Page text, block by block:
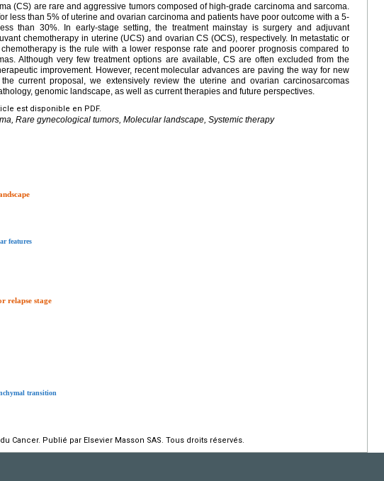
(CS) are rare and aggressive tumors composed of high-grade carcinoma and sarcoma.
less than 5% of uterine and ovarian carcinoma and patients have poor outcome with a 5-
than 30%. In early-stage setting, the treatment mainstay is surgery and adjuvant
chemotherapy in uterine (UCS) and ovarian CS (OCS), respectively. In metastatic or
is the rule with a lower response rate and poorer prognosis compared to
Although very few treatment options are available, CS are often excluded from the
improvement. However, recent molecular advances are paving the way for new
current proposal, we extensively review the uterine and ovarian carcinosarcomas
genomic landscape, as well as current therapies and future perspectives.
est disponible en PDF.
Rare gynecological tumors, Molecular landscape, Systemic therapy
features
relapse stage
transition
Cancer. Publié par Elsevier Masson SAS. Tous droits réservés.